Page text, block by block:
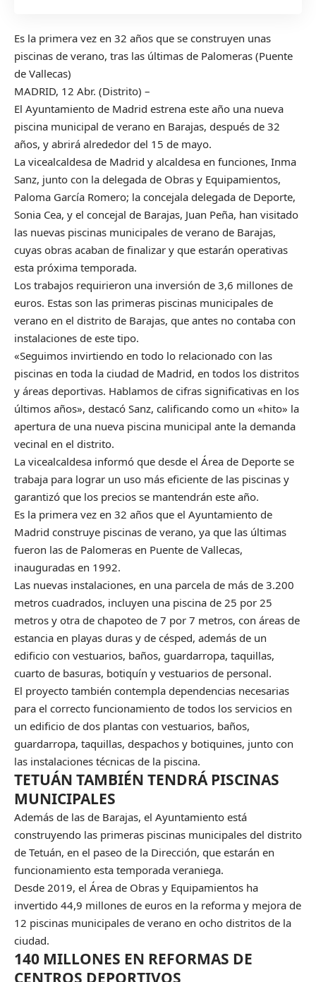
Es la primera vez en 32 años que se construyen unas
piscinas de verano, tras las últimas de Palomeras (Puente
de Vallecas)
MADRID, 12 Abr. (Distrito) –
El Ayuntamiento de Madrid estrena este año una nueva
piscina municipal de verano en Barajas, después de 32
años, y abrirá alrededor del 15 de mayo.
La vicealcaldesa de Madrid y alcaldesa en funciones, Inma
Sanz, junto con la delegada de Obras y Equipamientos,
Paloma García Romero; la concejala delegada de Deporte,
Sonia Cea, y el concejal de Barajas, Juan Peña, han visitado
las nuevas piscinas municipales de verano de Barajas,
cuyas obras acaban de finalizar y que estarán operativas
esta próxima temporada.
Los trabajos requirieron una inversión de 3,6 millones de
euros. Estas son las primeras piscinas municipales de
verano en el distrito de Barajas, que antes no contaba con
instalaciones de este tipo.
«Seguimos invirtiendo en todo lo relacionado con las
piscinas en toda la ciudad de Madrid, en todos los distritos
y áreas deportivas. Hablamos de cifras significativas en los
últimos años», destacó Sanz, calificando como un «hito» la
apertura de una nueva piscina municipal ante la demanda
vecinal en el distrito.
La vicealcaldesa informó que desde el Área de Deporte se
trabaja para lograr un uso más eficiente de las piscinas y
garantizó que los precios se mantendrán este año.
Es la primera vez en 32 años que el Ayuntamiento de
Madrid construye piscinas de verano, ya que las últimas
fueron las de Palomeras en Puente de Vallecas,
inauguradas en 1992.
Las nuevas instalaciones, en una parcela de más de 3.200
metros cuadrados, incluyen una piscina de 25 por 25
metros y otra de chapoteo de 7 por 7 metros, con áreas de
estancia en playas duras y de césped, además de un
edificio con vestuarios, baños, guardarropa, taquillas,
cuarto de basuras, botiquín y vestuarios de personal.
El proyecto también contempla dependencias necesarias
para el correcto funcionamiento de todos los servicios en
un edificio de dos plantas con vestuarios, baños,
guardarropa, taquillas, despachos y botiquines, junto con
las instalaciones técnicas de la piscina.
TETUÁN TAMBIÉN TENDRÁ PISCINAS
MUNICIPALES
Además de las de Barajas, el Ayuntamiento está
construyendo las primeras piscinas municipales del distrito
de Tetuán, en el paseo de la Dirección, que estarán en
funcionamiento esta temporada veraniega.
Desde 2019, el Área de Obras y Equipamientos ha
invertido 44,9 millones de euros en la reforma y mejora de
12 piscinas municipales de verano en ocho distritos de la
ciudad.
140 MILLONES EN REFORMAS DE
CENTROS DEPORTIVOS